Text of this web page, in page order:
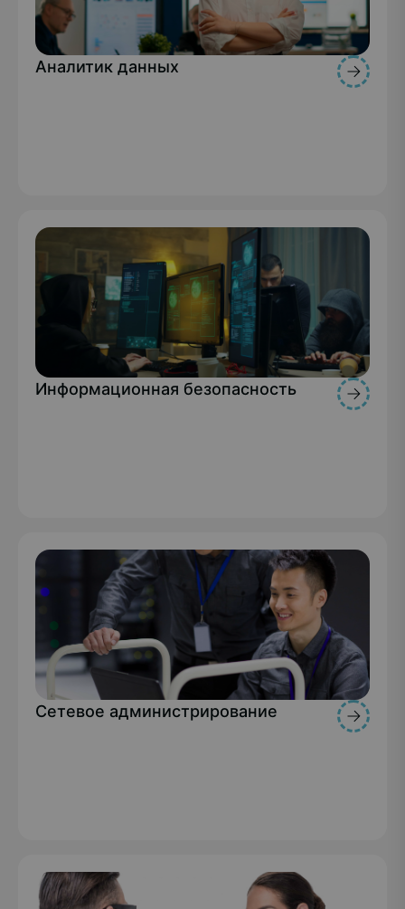
Аналитик данных
Информационная безопасность
Сетевое администрирование